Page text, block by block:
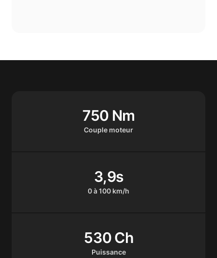
Couple moteur
750 Nm
0 à 100 km/h
3,9s
Puissance
530 Ch